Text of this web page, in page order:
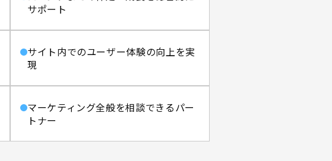
サポート
サイト内でのユーザー体験の向上を実
現
マーケティング全般を相談できるパー
トナー